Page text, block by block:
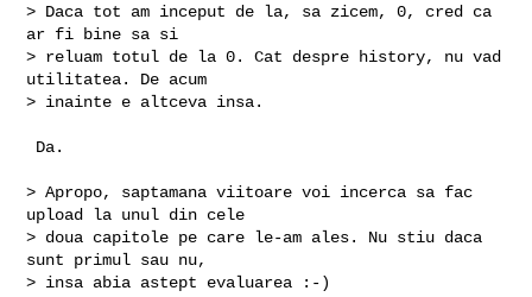
> Daca tot am inceput de la, sa zicem, 0, cred ca
ar fi bine sa si
> reluam totul de la 0. Cat despre history, nu vad
utilitatea. De acum
> inainte e altceva insa.
> Apropo, saptamana viitoare voi incerca sa fac
upload la unul din cele
> doua capitole pe care le-am ales. Nu stiu daca
sunt primul sau nu,
> insa abia astept evaluarea :-)